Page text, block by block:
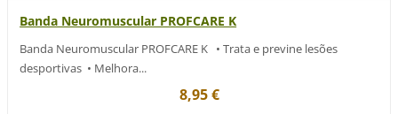
Banda Neuromuscular PROFCARE K
Banda Neuromuscular PROFCARE K • Trata e previne lesões
desportivas • Melhora...
8,95 €